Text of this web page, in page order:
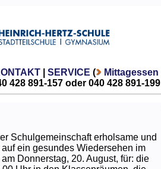
| SERVICE ( Mittagessen
428 891-157 oder 040 428 891-199
Schulgemeinschaft erholsame und
ein gesundes Wiedersehen im
Donnerstag, 20. August, für: die